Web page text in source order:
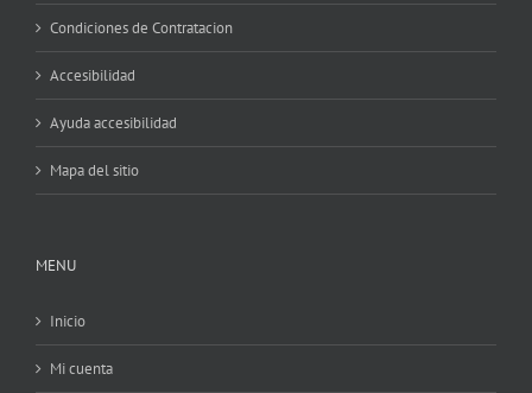
Condiciones de Contratacion
Accesibilidad
Ayuda accesibilidad
Mapa del sitio
MENU
Inicio
Mi cuenta